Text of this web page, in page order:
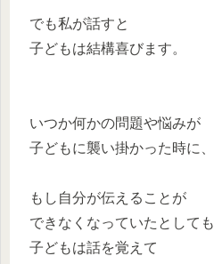
でも私が話すと
子どもは結構喜びます。
いつか何かの問題や悩みが
子どもに襲い掛かった時に、
もし自分が伝えることが
できなくなっていたとしても
子どもは話を覚えて